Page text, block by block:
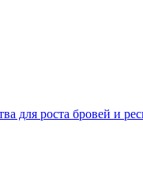
для роста бровей и